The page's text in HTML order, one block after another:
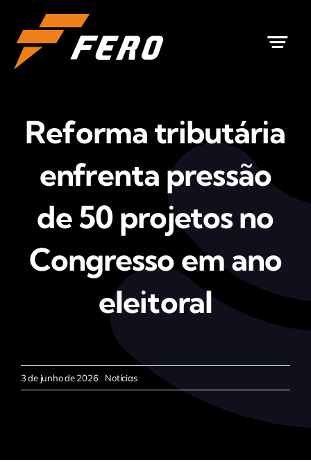
para
conteúdo
Reforma tributária
enfrenta pressão
de 50 projetos no
Congresso em ano
eleitoral
3 de junho de 2026 Notícias